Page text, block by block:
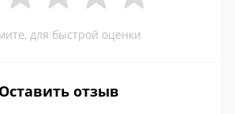
для быстрой оценки
Оставить отзыв